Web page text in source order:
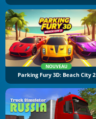
NOUVEAU
Parking Fury 3D: Beach City 2